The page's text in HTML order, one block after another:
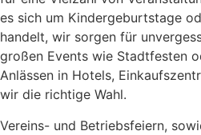
es sich um Kindergeburtstage
handelt, wir sorgen für
großen Events wie Stadtfesten
Anlässen in Hotels,
wir die richtige Wahl.
Vereins- und Betriebsfeiern,